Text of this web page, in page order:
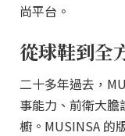
尚平台。
從球鞋到全
二十多年過去，
事能力、前衛大
櫥。MUSINSA 的